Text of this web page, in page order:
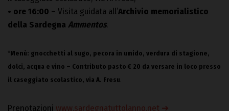
• ore 16:00 – Visita guidata all’Archivio memorialistico
della Sardegna Ammentos.
*Menù: gnocchetti al sugo, pecora in umido, verdura di stagione,
dolci, acqua e vino – Contributo pasto € 20 da versare in loco presso
il caseggiato scolastico, via A. Fresu.
Prenotazioni www.sardegnatuttolanno.net ➔